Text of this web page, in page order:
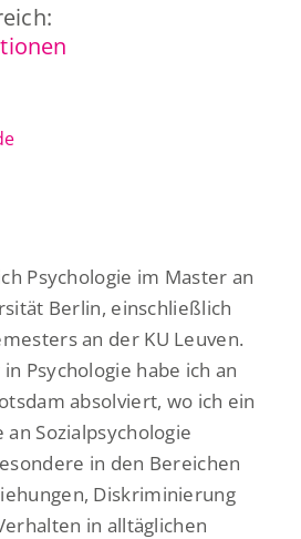
Psychologie im Master an
Berlin, einschließlich
an der KU Leuven.
Psychologie habe ich an
absolviert, wo ich ein
Sozialpsychologie
in den Bereichen
Diskriminierung
in alltäglichen